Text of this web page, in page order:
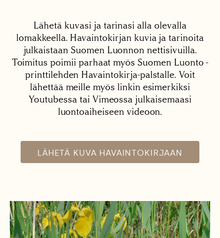
Lähetä kuvasi ja tarinasi alla olevalla
lomakkeella. Havaintokirjan kuvia ja tarinoita
julkaistaan Suomen Luonnon nettisivuilla.
Toimitus poimii parhaat myös Suomen Luonto -
printtilehden Havaintokirja-palstalle. Voit
lähettää meille myös linkin esimerkiksi
Youtubessa tai Vimeossa julkaisemaasi
luontoaiheiseen videoon.
LÄHETÄ KUVA HAVAINTOKIRJAAN